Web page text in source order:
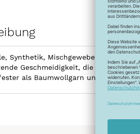
Synthetik, Mischgewebe, Leinen
Geschmeidigkeit, die hohe
als Baumwollgarn und kann